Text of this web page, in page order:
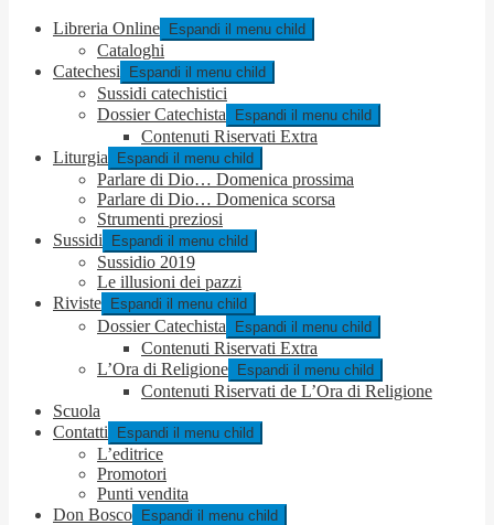
Libreria Online Espandi il menu child
Cataloghi
Catechesi
Espandi il menu child
Sussidi catechistici
Dossier Catechista
Espandi il menu child
Contenuti Riservati Extra
Liturgia
Espandi il menu child
Parlare di Dio… Domenica prossima
Parlare di Dio… Domenica scorsa
Strumenti preziosi
Sussidi
Espandi il menu child
Sussidio 2019
Le illusioni dei pazzi
Riviste
Espandi il menu child
Dossier Catechista Espandi il menu child
Contenuti Riservati Extra
L’Ora di Religione
Espandi il menu child
Contenuti Riservati de L’Ora di Religione
Scuola
Contatti
Espandi il menu child
L’editrice
Promotori
Punti vendita
Don Bosco
Espandi il menu child